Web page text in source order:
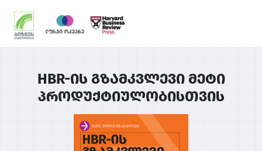
HBR-ის გზამკვლევი მეტი
პროდუქტიულობისთვის